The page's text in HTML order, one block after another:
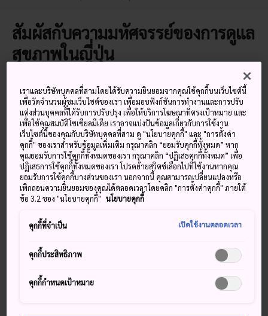
สัมผัสกับความมหัศจรรย์ของการดูแล
สุขภาพในญี่ปุ่น
ในโลกที่เคลื่อนที่อย่างรวดเร็ว แนวคิดเรื่องการดูแลสุขภาพกำลัง
เป็นที่นิยมสำหรับคุณภาพชีวิตที่ดียิ่งขึ้น แนวคิดนี้ย้ำเตือนเราถึง
การใช้ชีวิตให้ช้าลง มีความสุขกับความสงบ และตระหนักถึงสิ่งที่
ทำให้เรามีความสุขอย่างแท้จริง ดังนั้นการมีกิจกรรมที่ช่วยดูแล
สุขภาพขณะเดินทางท่องเที่ยวจึงเป็นอีกหนึ่งทางเลือกที่ได้รับ
ความนิยมจากนักท่องเที่ยวมากมาย ขณะท่องเที่ยวในญี่ปุ่นคุณ
สามารถเพลิดเพลินไปกับความงามของธรรมชาติและ
ทัศนียภาพที่ตื่นตาซึ่งสามารถทำให้คุณผ่อนคลาย นอกจากนี้ยังมี
กิจกรรมอีกมากมายที่จะช่วยให้คุณผ่อนคลายและเกิดสมาธิ เช่น
การทำสมาธิแบบเซ็น การแช่น้ำพุร้อน และอื่นๆอีกมากมาย การ
ให้เวลาสำหรับการดูแลสุขภาพในระหว่างการเดินทางน่าจะเป็น
การดูแลสุขภาพ – เติมพลังให้กับการ
เดินทางของคุณ
เราและบริษัทบุคคลที่สามโดยได้รับความยินยอมจากคุณใช้คุกกี้บนเว็บไซต์นี้
เพื่อวัดจำนวนผู้ชมเว็บไซต์ของเรา เพื่อมอบฟังก์ชันการทำงานและการปรับ
แต่งส่วนบุคคลที่ได้รับการปรับปรุง เพื่อให้บริการโฆษณาที่ตรงเป้าหมาย และ
เพื่อใช้คุณสมบัติโซเชียลมีเดีย เราอาจแบ่งปันข้อมูลเกี่ยวกับการใช้งาน
เว็บไซต์นี้ของคุณกับบริษัทบุคคลที่สาม ดู "นโยบายคุกกี้" และ "การตั้งค่า
คุกกี้" ของเราสำหรับข้อมูลเพิ่มเติม กรุณาคลิก “ยอมรับคุกกี้ทั้งหมด” หาก
คุณยอมรับการใช้คุกกี้ทั้งหมดของเรา กรุณาคลิก “ปฏิเสธคุกกี้ทั้งหมด” เพื่อ
ปฏิเสธการใช้คุกกี้ทั้งหมดของเรา โปรดย้ายสวิตช์เลือกไปที่ใช้งานหากคุณ
ยอมรับการใช้คุกกี้บางส่วนของเรา นอกจากนี้ คุณสามารถเปลี่ยนแปลงหรือ
เพิกถอนความยินยอมของคุณได้ตลอดเวลาโดยคลิก "การตั้งค่าคุกกี้" ภายใต้
ข้อ 3.2 ของ "นโยบายคุกกี้" นโยบายคุกกี้
คุกกี้ที่จำเป็น เปิดใช้งานตลอดเวลา
คุกกี้ประสิทธิภาพ
คุกกี้กำหนดเป้าหมาย